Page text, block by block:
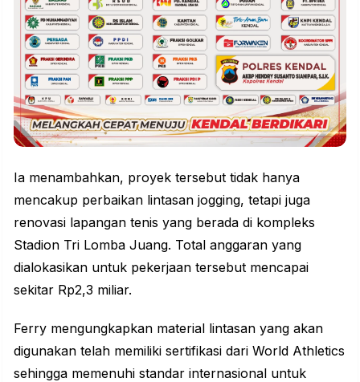
Ia menambahkan, proyek tersebut tidak hanya
mencakup perbaikan lintasan jogging, tetapi juga
renovasi lapangan tenis yang berada di kompleks
Stadion Tri Lomba Juang. Total anggaran yang
dialokasikan untuk pekerjaan tersebut mencapai
sekitar Rp2,3 miliar.
Ferry mengungkapkan material lintasan yang akan
digunakan telah memiliki sertifikasi dari World Athletics
sehingga memenuhi standar internasional untuk